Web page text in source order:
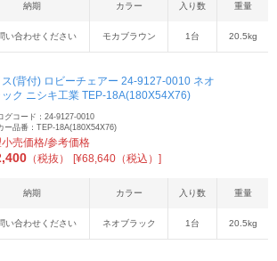
納期 カラー 入り数 重量
い合わせください モカブラウン 1台 20.5kg
(背付) ロビーチェアー 24-9127-0010 ネオ
ック ニシキ工業 TEP-18A(180X54X76)
グコード：24-9127-0010
ー品番：TEP-18A(180X54X76)
売価格/参考価格
（税抜） [¥68,640（税込）]
納期 カラー 入り数 重量
い合わせください ネオブラック 1台 20.5kg